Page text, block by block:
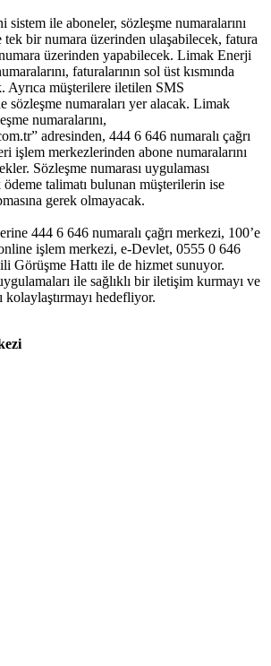
sistem ile aboneler, sözleşme numaralarını
bir numara üzerinden ulaşabilecek, fatura
üzerinden yapabilecek. Limak Enerji
faturalarının sol üst kısmında
Ayrıca müşterilere iletilen SMS
sözleşme numaraları yer alacak. Limak
numaralarını,
adresinden, 444 6 646 numaralı çağrı
işlem merkezlerinden abone numaralarını
Sözleşme numarası uygulaması
ödeme talimatı bulunan müşterilerin ise
gerek olmayacak.
444 6 646 numaralı çağrı merkezi, 100’e
işlem merkezi, e-Devlet, 0555 0 646
Görüşme Hattı ile de hizmet sunuyor.
ile sağlıklı bir iletişim kurmayı ve
kolaylaştırmayı hedefliyor.